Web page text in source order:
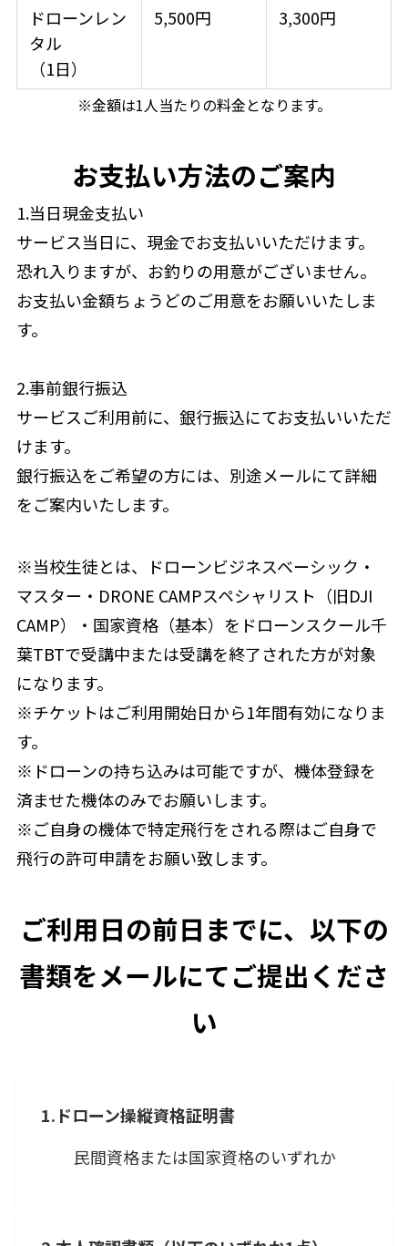
ドローンレン
タル
（1日）
5,500円 3,300円
※金額は1人当たりの料金となります。
お支払い方法のご案内
1.当日現金支払い
サービス当日に、現金でお支払いいただけます。
恐れ入りますが、お釣りの用意がございません。
お支払い金額ちょうどのご用意をお願いいたしま
す。
2.事前銀行振込
サービスご利用前に、銀行振込にてお支払いいただ
けます。
銀行振込をご希望の方には、別途メールにて詳細
をご案内いたします。
※当校生徒とは、ドローンビジネスベーシック・
マスター・DRONE CAMPスペシャリスト（旧DJI
CAMP）・国家資格（基本）をドローンスクール千
葉TBTで受講中または受講を終了された方が対象
になります。
※チケットはご利用開始日から1年間有効になりま
す。
※ドローンの持ち込みは可能ですが、機体登録を
済ませた機体のみでお願いします。
※ご自身の機体で特定飛行をされる際はご自身で
飛行の許可申請をお願い致します。
ご利用日の前日までに、以下の
書類をメールにてご提出くださ
い
1.ドローン操縦資格証明書
民間資格または国家資格のいずれか